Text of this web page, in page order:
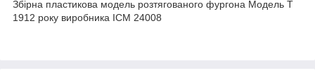
Збірна пластикова модель розтягованого фургона Модель Т
1912 року виробника ICM 24008